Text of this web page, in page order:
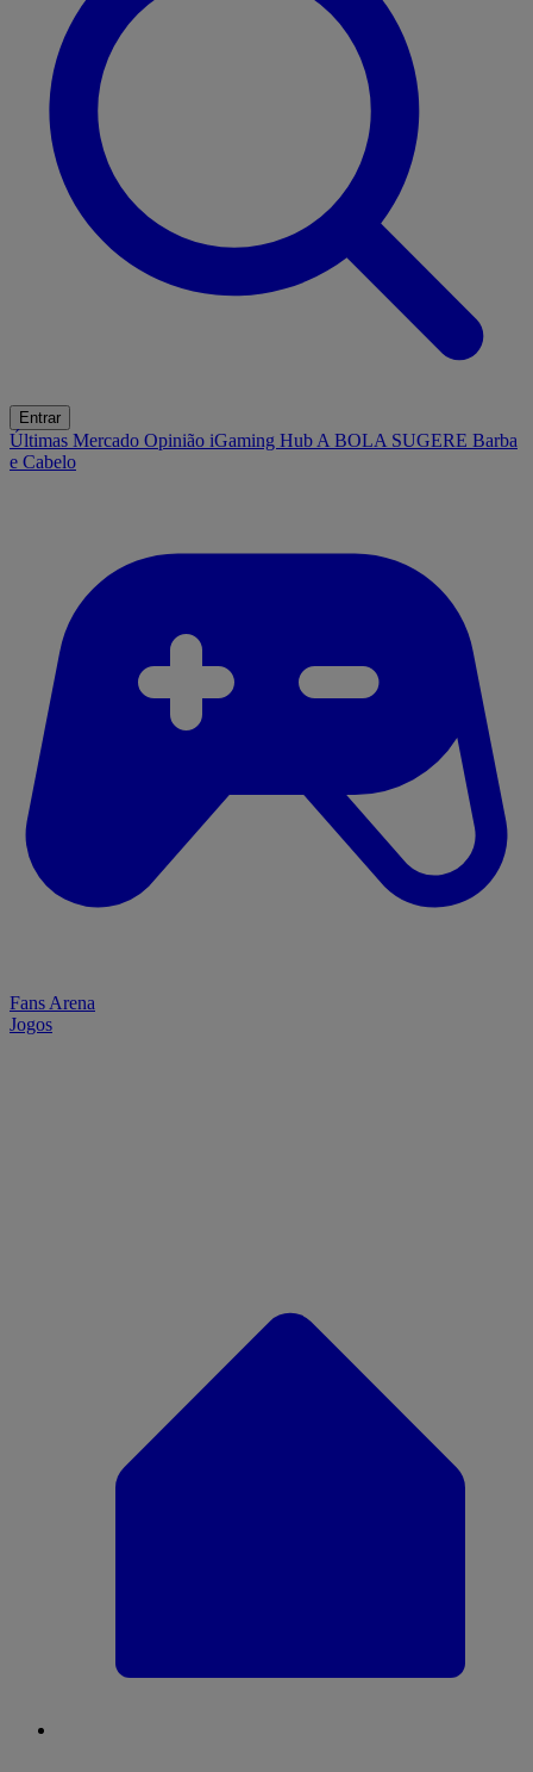
Entrar
Últimas Mercado Opinião iGaming Hub A BOLA SUGERE Barba
e Cabelo
Fans Arena
Jogos